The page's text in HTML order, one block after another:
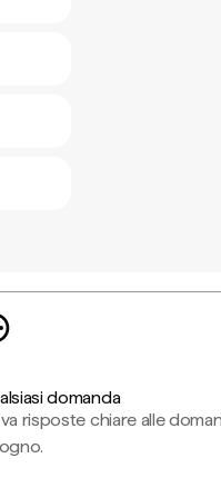
domanda
risposte chiare alle